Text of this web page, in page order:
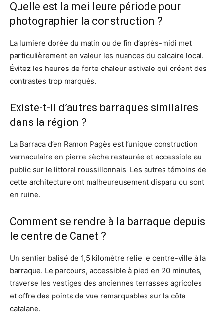
Quelle est la meilleure période pour
photographier la construction ?
La lumière dorée du matin ou de fin d’après-midi met
particulièrement en valeur les nuances du calcaire local.
Évitez les heures de forte chaleur estivale qui créent des
contrastes trop marqués.
Existe-t-il d’autres barraques similaires
dans la région ?
La Barraca d’en Ramon Pagès est l’unique construction
vernaculaire en pierre sèche restaurée et accessible au
public sur le littoral roussillonnais. Les autres témoins de
cette architecture ont malheureusement disparu ou sont
en ruine.
Comment se rendre à la barraque depuis
le centre de Canet ?
Un sentier balisé de 1,5 kilomètre relie le centre-ville à la
barraque. Le parcours, accessible à pied en 20 minutes,
traverse les vestiges des anciennes terrasses agricoles
et offre des points de vue remarquables sur la côte
catalane.